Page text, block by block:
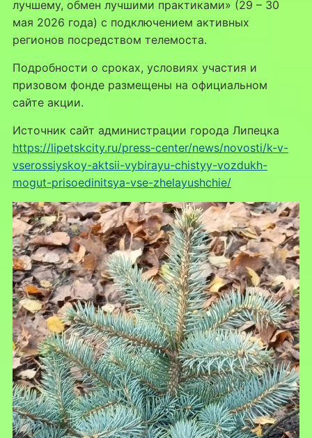
лучшему, обмен лучшими практиками» (29 – 30
мая 2026 года) с подключением активных
регионов посредством телемоста.
Подробности о сроках, условиях участия и
призовом фонде размещены на официальном
сайте акции.
Источник сайт администрации города Липецка
https://lipetskcity.ru/press-center/news/novosti/k-v-
vserossiyskoy-aktsii-vybirayu-chistyy-vozdukh-
mogut-prisoedinitsya-vse-zhelayushchie/